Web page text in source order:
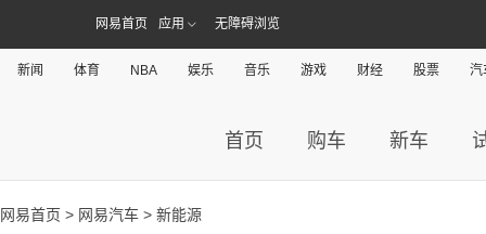
网易首页 应用 无障碍浏览
新闻 体育 NBA 娱乐 音乐 游戏 财经 股票 汽
首页 购车 新车
网易首页 > 网易汽车 > 新能源